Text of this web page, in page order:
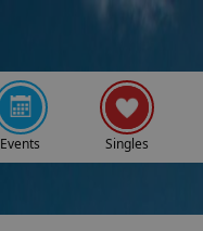
Events Singles